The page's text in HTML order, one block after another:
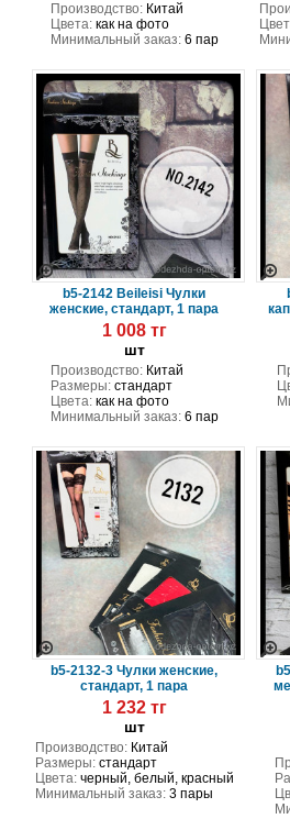
Производство:Китай
Цвета:как на фото
Минимальный заказ:6 пар
b5-2142 Beileisi Чулки
женские, стандарт, 1 пара
1 008 тг
шт
Производство:Китай
Размеры:стандарт
Цвета:как на фото
Минимальный заказ:6 пар
b5-2132-3 Чулки женские,
стандарт, 1 пара
1 232 тг
шт
Производство:Китай
Размеры:стандарт
Цвета:черный, белый, красный
Минимальный заказ:3 пары